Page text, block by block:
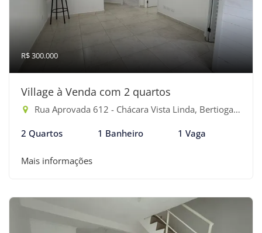
R$ 300.000
Village à Venda com 2 quartos
Rua Aprovada 612 - Chácara Vista Linda, Bertioga-SP
2 Quartos 1 Banheiro 1 Vaga
Mais informações